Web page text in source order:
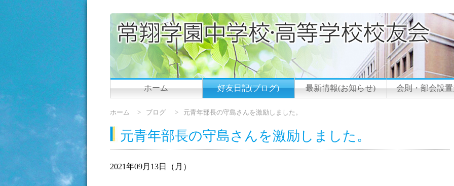
ホーム 好友日記(ブログ) 最新情報(お知らせ) 会則・部会設
ホーム ブログ 元青年部長の守島さんを激励しました。
元青年部長の守島さんを激励しました。
2021年09月13日（月）